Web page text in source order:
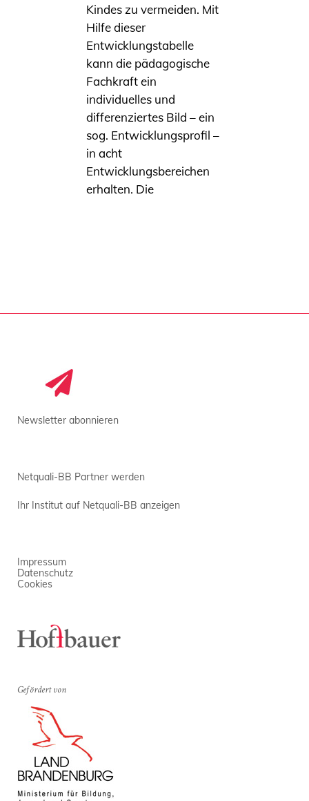
Kindes zu vermeiden. Mit
Hilfe dieser
Entwicklungstabelle
kann die pädagogische
Fachkraft ein
individuelles und
differenziertes Bild – ein
sog. Entwicklungsprofil –
in acht
Entwicklungsbereichen
erhalten. Die
Newsletter abonnieren
Netquali-BB Partner werden
Ihr Institut auf Netquali-BB anzeigen
Impressum
Datenschutz
Cookies
Gefördert von